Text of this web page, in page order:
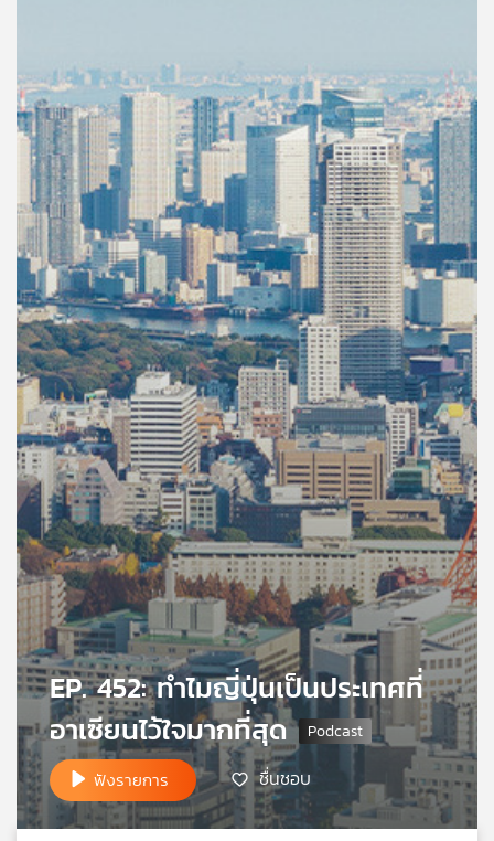
เพลง
บทความ
ข่าว
และ
กิจกรรม
เกี่ยว
กับ
เรา
เครือ
ข่าย
วิทยุ
ไทย
พี
บี
เอส
แผนที่
วิทยุ
เครือ
ข่าย
EP. 452: ทำไมญี่ปุ่นเป็นประเทศที่
อาเซียนไว้ใจมากที่สุด
ฟังรายการ ชื่นชอบ